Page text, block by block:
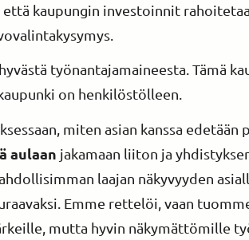
kaupungin investoinnit
työnantajamaineesta. Tämä
on henkilöstölleen.
miten asian kanssa edetään
aulaan jakamaan liiton ja
laajan näkyvyyden
Emme rettelöi, vaan
mutta hyvin näkymättömille